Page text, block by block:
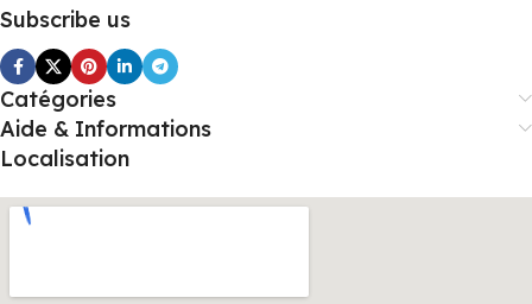
Subscribe us
Catégories
Aide & Informations
Localisation